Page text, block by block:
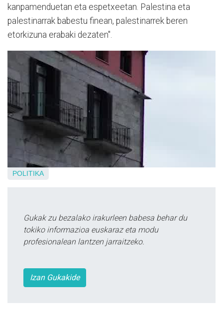
kanpamenduetan eta espetxeetan. Palestina eta
palestinarrak babestu finean, palestinarrek beren
etorkizuna erabaki dezaten".
POLITIKA
Gukak zu bezalako irakurleen babesa behar du
tokiko informazioa euskaraz eta modu
profesionalean lantzen jarraitzeko.
Izan Gukakide